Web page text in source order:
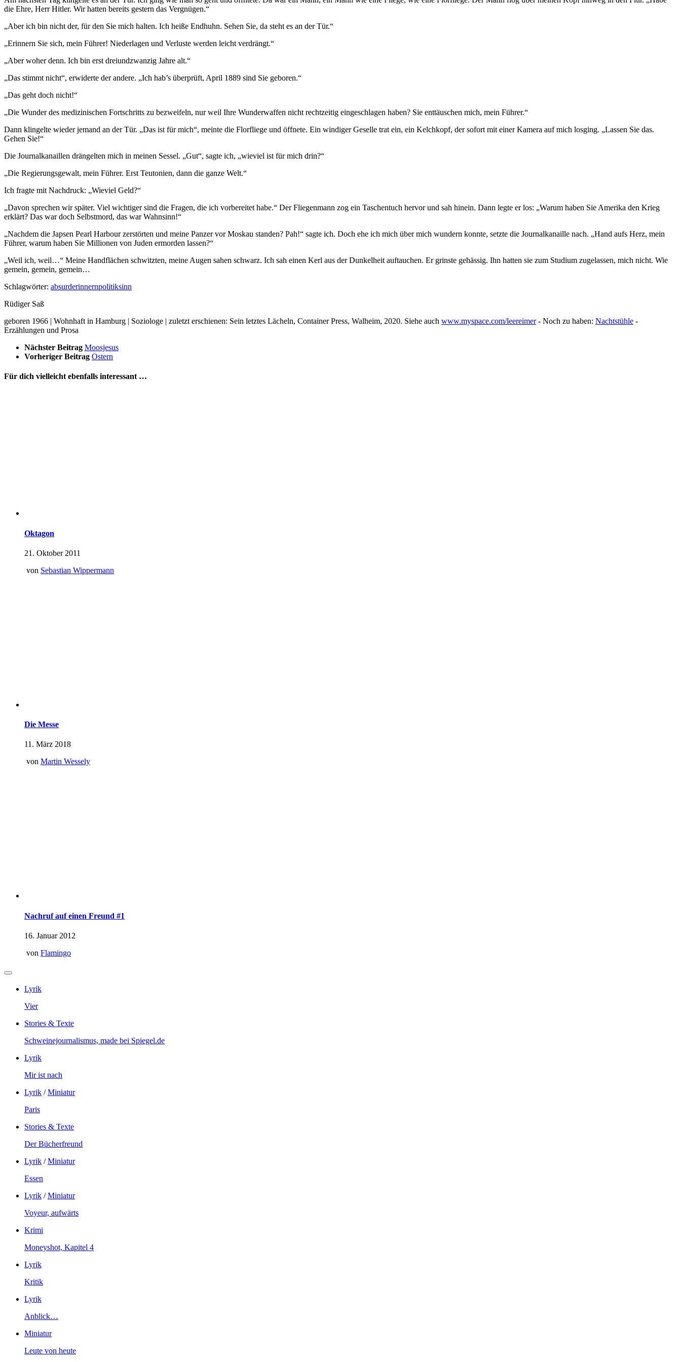
die Ehre, Herr Hitler. Wir hatten bereits gestern das Vergnügen.“
„Aber ich bin nicht der, für den Sie mich halten. Ich heiße Endhuhn. Sehen Sie, da steht es an der Tür.“
„Erinnern Sie sich, mein Führer! Niederlagen und Verluste werden leicht verdrängt.“
„Aber woher denn. Ich bin erst dreiundzwanzig Jahre alt.“
„Das stimmt nicht“, erwiderte der andere. „Ich hab’s überprüft, April 1889 sind Sie geboren.“
„Das geht doch nicht!“
„Die Wunder des medizinischen Fortschritts zu bezweifeln, nur weil Ihre Wunderwaffen nicht rechtzeitig eingeschlagen haben? Sie enttäuschen mich, mein Führer.“
Dann klingelte wieder jemand an der Tür. „Das ist für mich“, meinte die Florfliege und öffnete. Ein windiger Geselle trat ein, ein Kelchkopf, der sofort mit einer Kamera auf mich losging. „Lassen Sie das.
Gehen Sie!“
Die Journalkanaillen drängelten mich in meinen Sessel. „Gut“, sagte ich, „wieviel ist für mich drin?“
„Die Regierungsgewalt, mein Führer. Erst Teutonien, dann die ganze Welt.“
Ich fragte mit Nachdruck: „Wieviel Geld?“
„Davon sprechen wir später. Viel wichtiger sind die Fragen, die ich vorbereitet habe.“ Der Fliegenmann zog ein Taschentuch hervor und sah hinein. Dann legte er los: „Warum haben Sie Amerika den Krieg
erklärt? Das war doch Selbstmord, das war Wahnsinn!“
„Nachdem die Japsen Pearl Harbour zerstörten und meine Panzer vor Moskau standen? Pah!“ sagte ich. Doch ehe ich mich über mich wundern konnte, setzte die Journalkanaille nach. „Hand aufs Herz, mein
Führer, warum haben Sie Millionen von Juden ermorden lassen?“
„Weil ich, weil…“ Meine Handflächen schwitzten, meine Augen sahen schwarz. Ich sah einen Kerl aus der Dunkelheit auftauchen. Er grinste gehässig. Ihn hatten sie zum Studium zugelassen, mich nicht. Wie
gemein, gemein, gemein…
Schlagwörter: absurderinnernpolitiksinn
Rüdiger Saß
geboren 1966 | Wohnhaft in Hamburg | Soziologe | zuletzt erschienen: Sein letztes Lächeln, Container Press, Walheim, 2020. Siehe auch www.myspace.com/leereimer- Noch zu haben: Nachtstühle -
Erzählungen und Prosa
Nächster Beitrag Moosjesus
Vorheriger Beitrag Ostern
Für dich vielleicht ebenfalls interessant …
Oktagon
21. Oktober 2011
von Sebastian Wippermann
Die Messe
11. März 2018
von Martin Wessely
Nachruf auf einen Freund #1
16. Januar 2012
von Flamingo
Lyrik
Vier
Stories & Texte
Schweinejournalismus, made bei Spiegel.de
Lyrik
Mir ist nach
Lyrik /Miniatur
Paris
Stories & Texte
Der Bücherfreund
Lyrik /Miniatur
Essen
Lyrik /Miniatur
Voyeur, aufwärts
Krimi
Moneyshot, Kapitel 4
Lyrik
Kritik
Lyrik
Anblick…
Miniatur
Leute von heute